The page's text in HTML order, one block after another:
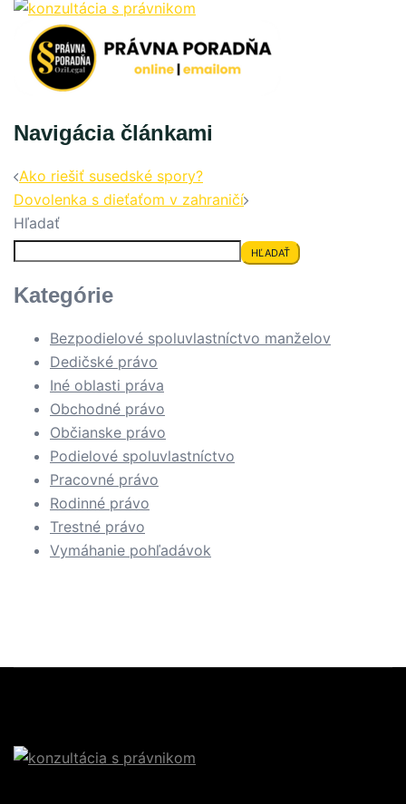
Navigácia článkami
Ako riešiť susedské spory?
Dovolenka s dieťaťom v zahraničí
Hľadať
HĽADAŤ
Kategórie
Bezpodielové spoluvlastníctvo manželov
Dedičské právo
Iné oblasti práva
Obchodné právo
Občianske právo
Podielové spoluvlastníctvo
Pracovné právo
Rodinné právo
Trestné právo
Vymáhanie pohľadávok